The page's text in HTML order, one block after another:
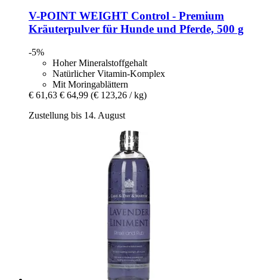
V-POINT WEIGHT Control -​ Premium
Kräuterpulver für Hunde und Pferde, 500 g
-5%
Hoher Mineralstoffgehalt
Natürlicher Vitamin-Komplex
Mit Moringablättern
€ 61,63 € 64,99 (€ 123,26 / kg)
Zustellung bis 14. August